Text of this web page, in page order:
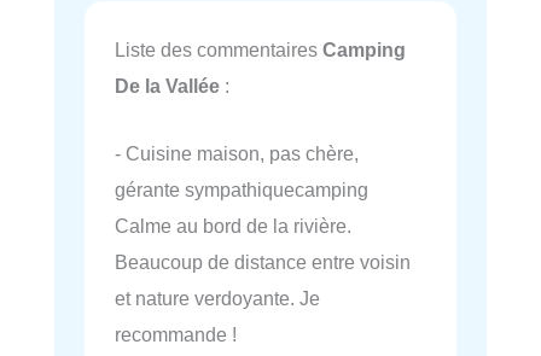
Liste des commentaires Camping
De la Vallée :
- Cuisine maison, pas chère,
gérante sympathiquecamping
Calme au bord de la rivière.
Beaucoup de distance entre voisin
et nature verdoyante. Je
recommande !